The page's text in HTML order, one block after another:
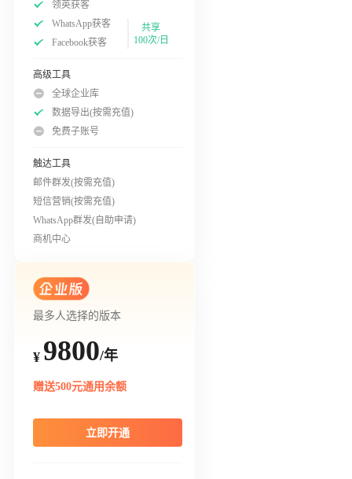
领英获客
WhatsApp获客
Facebook获客
共享
100次/日
高级工具
全球企业库
数据导出(按需充值)
免费子账号
触达工具
邮件群发(按需充值)
短信营销(按需充值)
WhatsApp群发(自助申请)
商机中心
最多人选择的版本
¥ 9800/年
赠送500元通用余额
立即开通